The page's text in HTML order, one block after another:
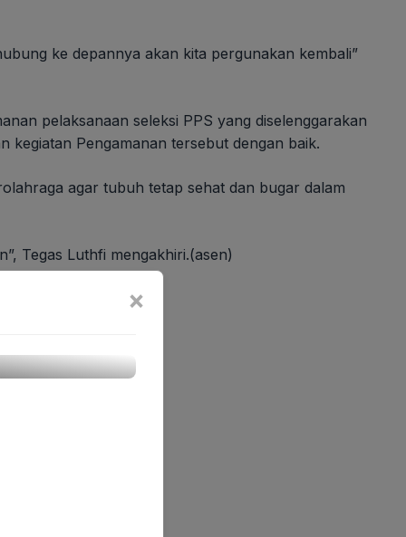
ke depannya akan kita pergunakan kembali”
pelaksanaan seleksi PPS yang diselenggarakan
kegiatan Pengamanan tersebut dengan baik.
agar tubuh tetap sehat dan bugar dalam
Tegas Luthfi mengakhiri.(asen)
×